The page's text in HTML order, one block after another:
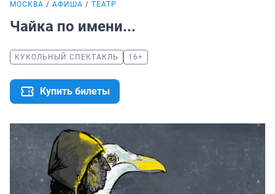
МОСКВА АФИША ТЕАТР
Чайка по имени...
КУКОЛЬНЫЙ СПЕКТАКЛЬ 16+
Купить билеты